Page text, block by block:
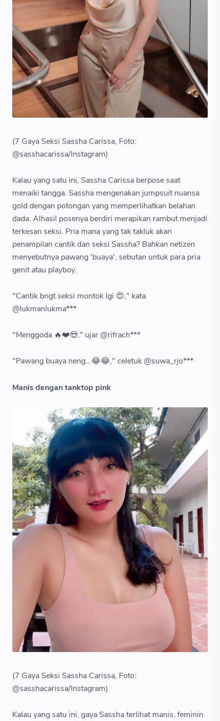
(7 Gaya Seksi Sassha Carissa, Foto:
@sasshacarissa/Instagram)
Kalau yang satu ini, Sassha Carissa berpose saat
menaiki tangga. Sassha mengenakan jumpsuit nuansa
gold dengan potongan yang memperlihatkan belahan
dada. Alhasil posenya berdiri merapikan rambut menjadi
terkesan seksi. Pria mana yang tak takluk akan
penampilan cantik dan seksi Sassha? Bahkan netizen
menyebutnya pawang 'buaya', sebutan untuk para pria
genit atau playboy.
"Cantik bngt seksi montok lgi 😍," kata
@lukmanlukma***
"Menggoda 🔥❤️😍," ujar @rifrach***
"Pawang buaya neng...😂😂," celetuk @suwa_rjo***
Manis dengan tanktop pink
(7 Gaya Seksi Sassha Carissa, Foto:
@sasshacarissa/Instagram)
Kalau yang satu ini, gaya Sassha terlihat manis, feminin